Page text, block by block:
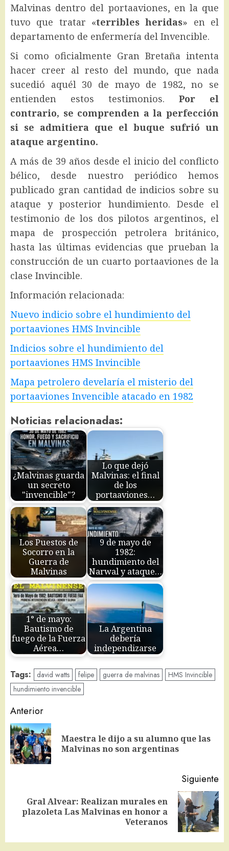
Malvinas dentro del portaaviones, en la que
tuvo que tratar «terribles heridas» en el
departamento de enfermería del Invencible.
Si como oficialmente Gran Bretaña intenta
hacer creer al resto del mundo, que nada
sucedió aquél 30 de mayo de 1982, no se
entienden estos testimonios. Por el
contrario, se comprenden a la perfección
si se admitiera que el buque sufrió un
ataque argentino.
A más de 39 años desde el inicio del conflicto
bélico, desde nuestro periódico hemos
publicado gran cantidad de indicios sobre su
ataque y posterior hundimiento. Desde el
testimonio de los dos pilotos argentinos, el
mapa de prospección petrolera británico,
hasta las últimas evidencias que prueban la
construcción de un cuarto portaaviones de la
clase Invincible.
Información relacionada:
Nuevo indicio sobre el hundimiento del
portaaviones HMS Invincible
Indicios sobre el hundimiento del
portaaviones HMS Invincible
Mapa petrolero develaría el misterio del
portaaviones Invencible atacado en 1982
Noticias relacionadas:
¿Malvinas guarda
un secreto
"invencible"?
Lo que dejó
Malvinas: el final
de los
portaaviones…
Los Puestos de
Socorro en la
Guerra de
Malvinas
9 de mayo de
1982:
hundimiento del
Narwal y ataque…
1° de mayo:
Bautismo de
fuego de la Fuerza
Aérea…
La Argentina
debería
independizarse
Tags: david watts felipe guerra de malvinas
HMS Invincible
hundimiento invencible
Navegación
de
entradas
Anterior
Maestra le dijo a su alumno que las
Malvinas no son argentinas
Siguiente
Siguiente
Gral Alvear: Realizan murales en
plazoleta Las Malvinas en honor a
Veteranos